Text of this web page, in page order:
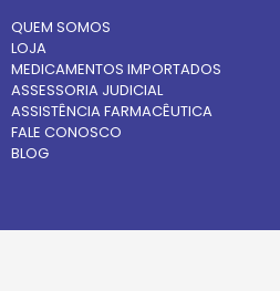
QUEM SOMOS
LOJA
MEDICAMENTOS IMPORTADOS
ASSESSORIA JUDICIAL
ASSISTÊNCIA FARMACÊUTICA
FALE CONOSCO
BLOG